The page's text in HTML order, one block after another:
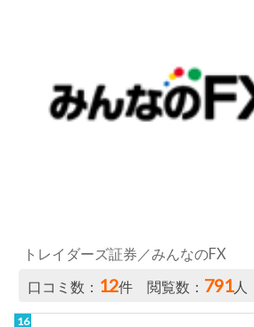
トレイダーズ証券／みんなのFX
口コミ数： 12件 閲覧数： 791人